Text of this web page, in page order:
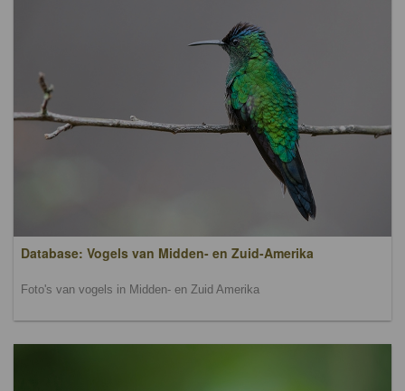
Database: Vogels van Midden- en Zuid-Amerika
Foto's van vogels in Midden- en Zuid Amerika